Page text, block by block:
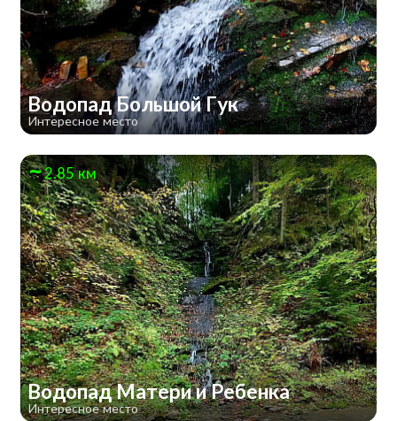
Водопад Большой Гук
Интересное место
2.85 км
Водопад Матери и Ребенка
Интересное место